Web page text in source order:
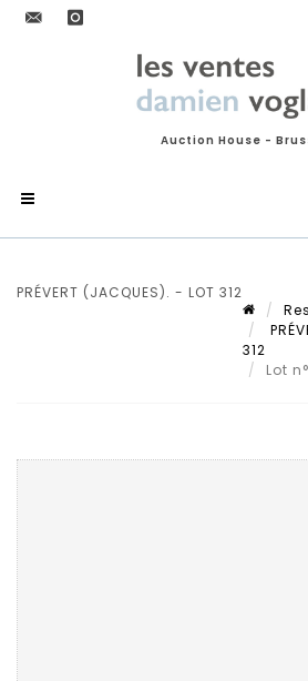
Auction House -
PRÉVERT (JACQUES). - LOT 312
312
Lot